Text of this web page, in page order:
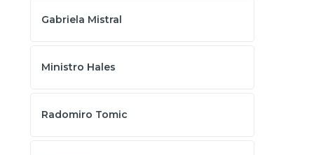
Gabriela Mistral
Ministro Hales
Radomiro Tomic